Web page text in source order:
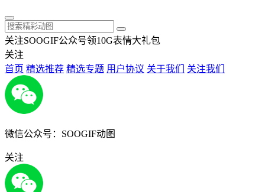
关注SOOGIF公众号领10G表情大礼包
关注
首页 精选推荐 精选专题 用户协议 关于我们 关注我们
微信公众号：SOOGIF动图
关注